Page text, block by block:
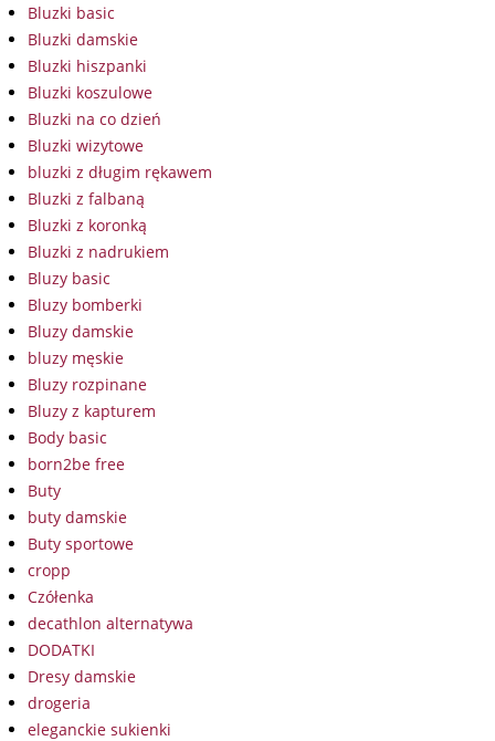
Bluzki basic
Bluzki damskie
Bluzki hiszpanki
Bluzki koszulowe
Bluzki na co dzień
Bluzki wizytowe
bluzki z długim rękawem
Bluzki z falbaną
Bluzki z koronką
Bluzki z nadrukiem
Bluzy basic
Bluzy bomberki
Bluzy damskie
bluzy męskie
Bluzy rozpinane
Bluzy z kapturem
Body basic
born2be free
Buty
buty damskie
Buty sportowe
cropp
Czółenka
decathlon alternatywa
DODATKI
Dresy damskie
drogeria
eleganckie sukienki